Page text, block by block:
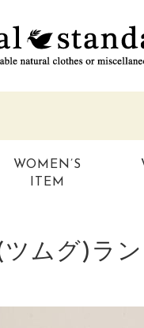
WOMEN’S
ITEM
ツムグ)ラ